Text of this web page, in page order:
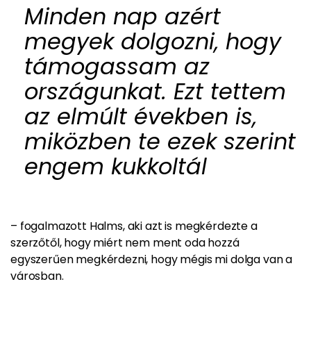
Minden nap azért
megyek dolgozni, hogy
támogassam az
országunkat. Ezt tettem
az elmúlt években is,
miközben te ezek szerint
engem kukkoltál
– fogalmazott Halms, aki azt is megkérdezte a
szerzőtől, hogy miért nem ment oda hozzá
egyszerűen megkérdezni, hogy mégis mi dolga van a
városban.